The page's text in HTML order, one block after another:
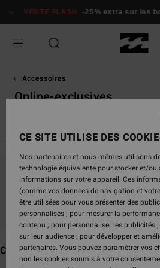
sélection
produits
VENTE FLASH -25% extra sur les
Accessoires
Online-exclusives
Ne partez pas trop loin,
bientôt de retour
Ces produits pourraient vous
CE SITE UTILISE DES
Nos partenaires et nous-mêmes utilisons
technologie équivalente pour stocker et/ou
informations sur votre appareil. Ces
(comme vos données de navigation et
être utilisées pour vous présenter des
personnalisés ; pour mesurer la
contenu ; pour personnaliser les publicités
sur leur audience ; pour développer et
partenaires. Vous pouvez paramétrer vos
non les cookies soumis à votre